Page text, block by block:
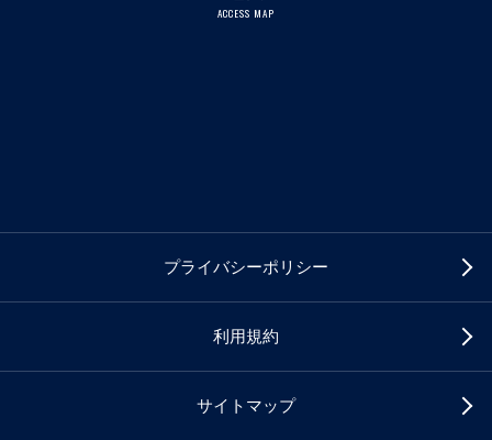
ACCESS MAP
プライバシーポリシー
利用規約
サイトマップ